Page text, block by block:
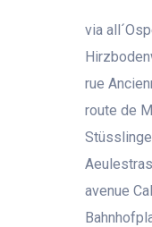
via
rue
route de
avenue